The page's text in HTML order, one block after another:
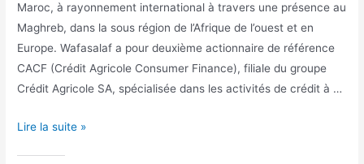
Maroc, à rayonnement international à travers une présence au
Maghreb, dans la sous région de l’Afrique de l’ouest et en
Europe. Wafasalaf a pour deuxième actionnaire de référence
CACF (Crédit Agricole Consumer Finance), filiale du groupe
Crédit Agricole SA, spécialisée dans les activités de crédit à …
Lire la suite »